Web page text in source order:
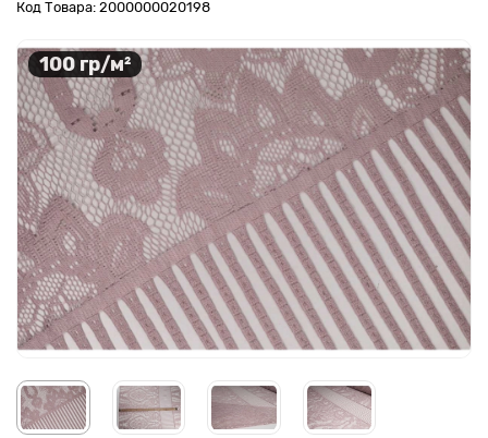
Код Товара: 2000000020198
100 гр/м²